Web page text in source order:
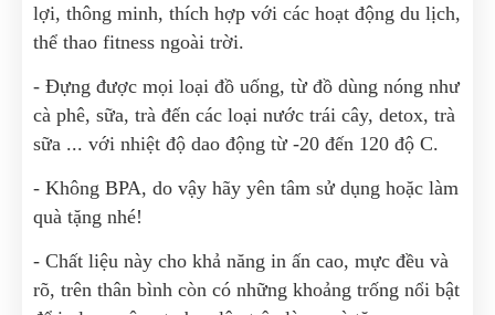
lợi, thông minh, thích hợp với các hoạt động du lịch,
thể thao fitness ngoài trời.
- Đựng được mọi loại đồ uống, từ đồ dùng nóng như
cà phê, sữa, trà đến các loại nước trái cây, detox, trà
sữa ... với nhiệt độ dao động từ -20 đến 120 độ C.
- Không BPA, do vậy hãy yên tâm sử dụng hoặc làm
quà tặng nhé!
- Chất liệu này cho khả năng in ấn cao, mực đều và
rõ, trên thân bình còn có những khoảng trống nổi bật